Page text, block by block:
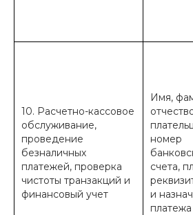
10. Расчетно-кассовое
обслуживание,
проведение
безналичных
платежей, проверка
чистоты транзакций и
финансовый учет
Имя,
номер
счета,
и
платежа